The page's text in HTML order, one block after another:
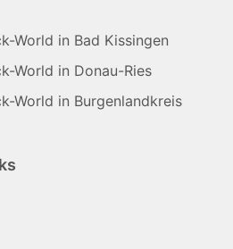
World in Bad Kissingen
World in Donau-Ries
World in Burgenlandkreis